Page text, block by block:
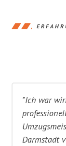
"Ich war
Darmstadt